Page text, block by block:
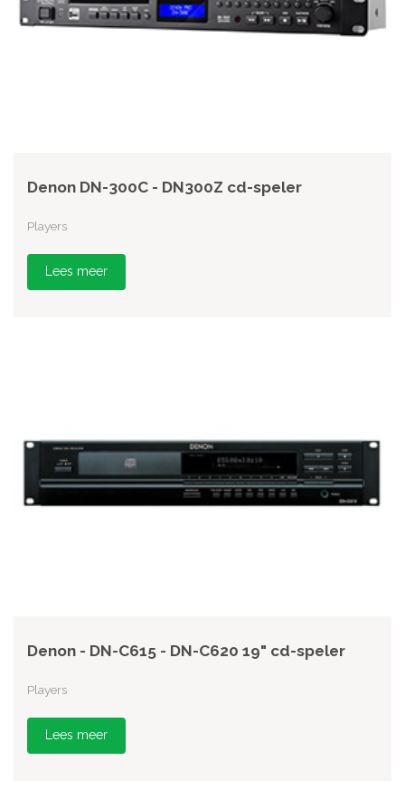
Denon DN-300C - DN300Z cd-speler
Players
Lees meer
Denon - DN-C615 - DN-C620 19" cd-speler
Players
Lees meer